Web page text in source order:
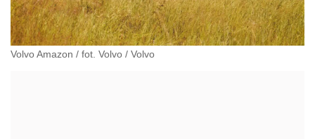
Volvo Amazon / fot. Volvo / Volvo